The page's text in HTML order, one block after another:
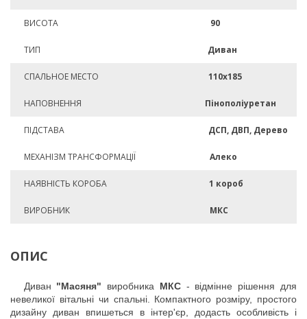
ВИСОТА 90
ТИП Диван
СПАЛЬНОЕ МЕСТО 110х185
НАПОВНЕННЯ Пінополіуретан
ПІДСТАВА ДСП, ДВП, Дерево
МЕХАНІЗМ ТРАНСФОРМАЦІЇ Алеко
НАЯВНІСТЬ КОРОБА 1 короб
ВИРОБНИК МКС
ОПИС
Диван "Масяня" виробника МКС- відмінне рішення для
невеликої вітальні чи спальні. Компактного розміру, простого
дизайну диван впишеться в інтер'єр, додасть особливість і